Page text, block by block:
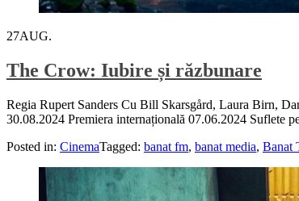
27AUG.
The Crow: Iubire și răzbunare
Regia Rupert Sanders Cu Bill Skarsgård, Laura Birn,
30.08.2024 Premiera internațională 07.06.2024 Suflete
Posted in: CinemaTagged: banat fm, banat media, Banat